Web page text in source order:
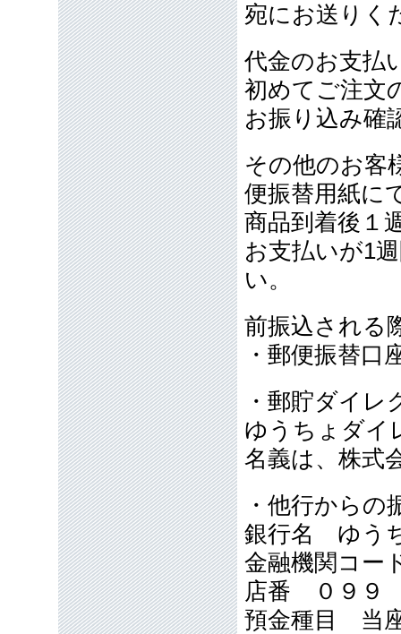
宛にお送りく
代金のお支払
初めてご注文
お振り込み確
その他のお客
便振替用紙に
商品到着後１
お支払いが1
い。
前振込される
・郵便振替
・郵貯ダイ
ゆうちょダイ
名義は、株式
・他行からの
銀行名 ゆう
金融機関コ
店番 ０９９
預金種目 当